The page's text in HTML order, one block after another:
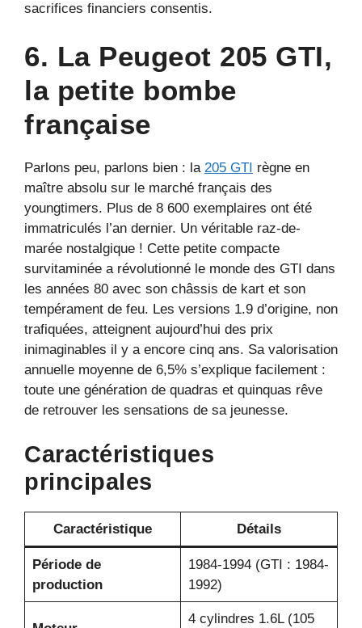
sacrifices financiers consentis.
6. La Peugeot 205 GTI,
la petite bombe
française
Parlons peu, parlons bien : la 205 GTI règne en
maître absolu sur le marché français des
youngtimers. Plus de 8 600 exemplaires ont été
immatriculés l’an dernier. Un véritable raz-de-
marée nostalgique ! Cette petite compacte
survitaminée a révolutionné le monde des GTI dans
les années 80 avec son châssis de kart et son
tempérament de feu. Les versions 1.9 d’origine, non
trafiquées, atteignent aujourd’hui des prix
inimaginables il y a encore cinq ans. Sa valorisation
annuelle moyenne de 6,5% s’explique facilement :
toute une génération de quadras et quinquas rêve
de retrouver les sensations de sa jeunesse.
Caractéristiques
principales
Caractéristique Détails
Période de
production
1984-1994 (GTI : 1984-
1992)
4 cylindres 1.6L (105